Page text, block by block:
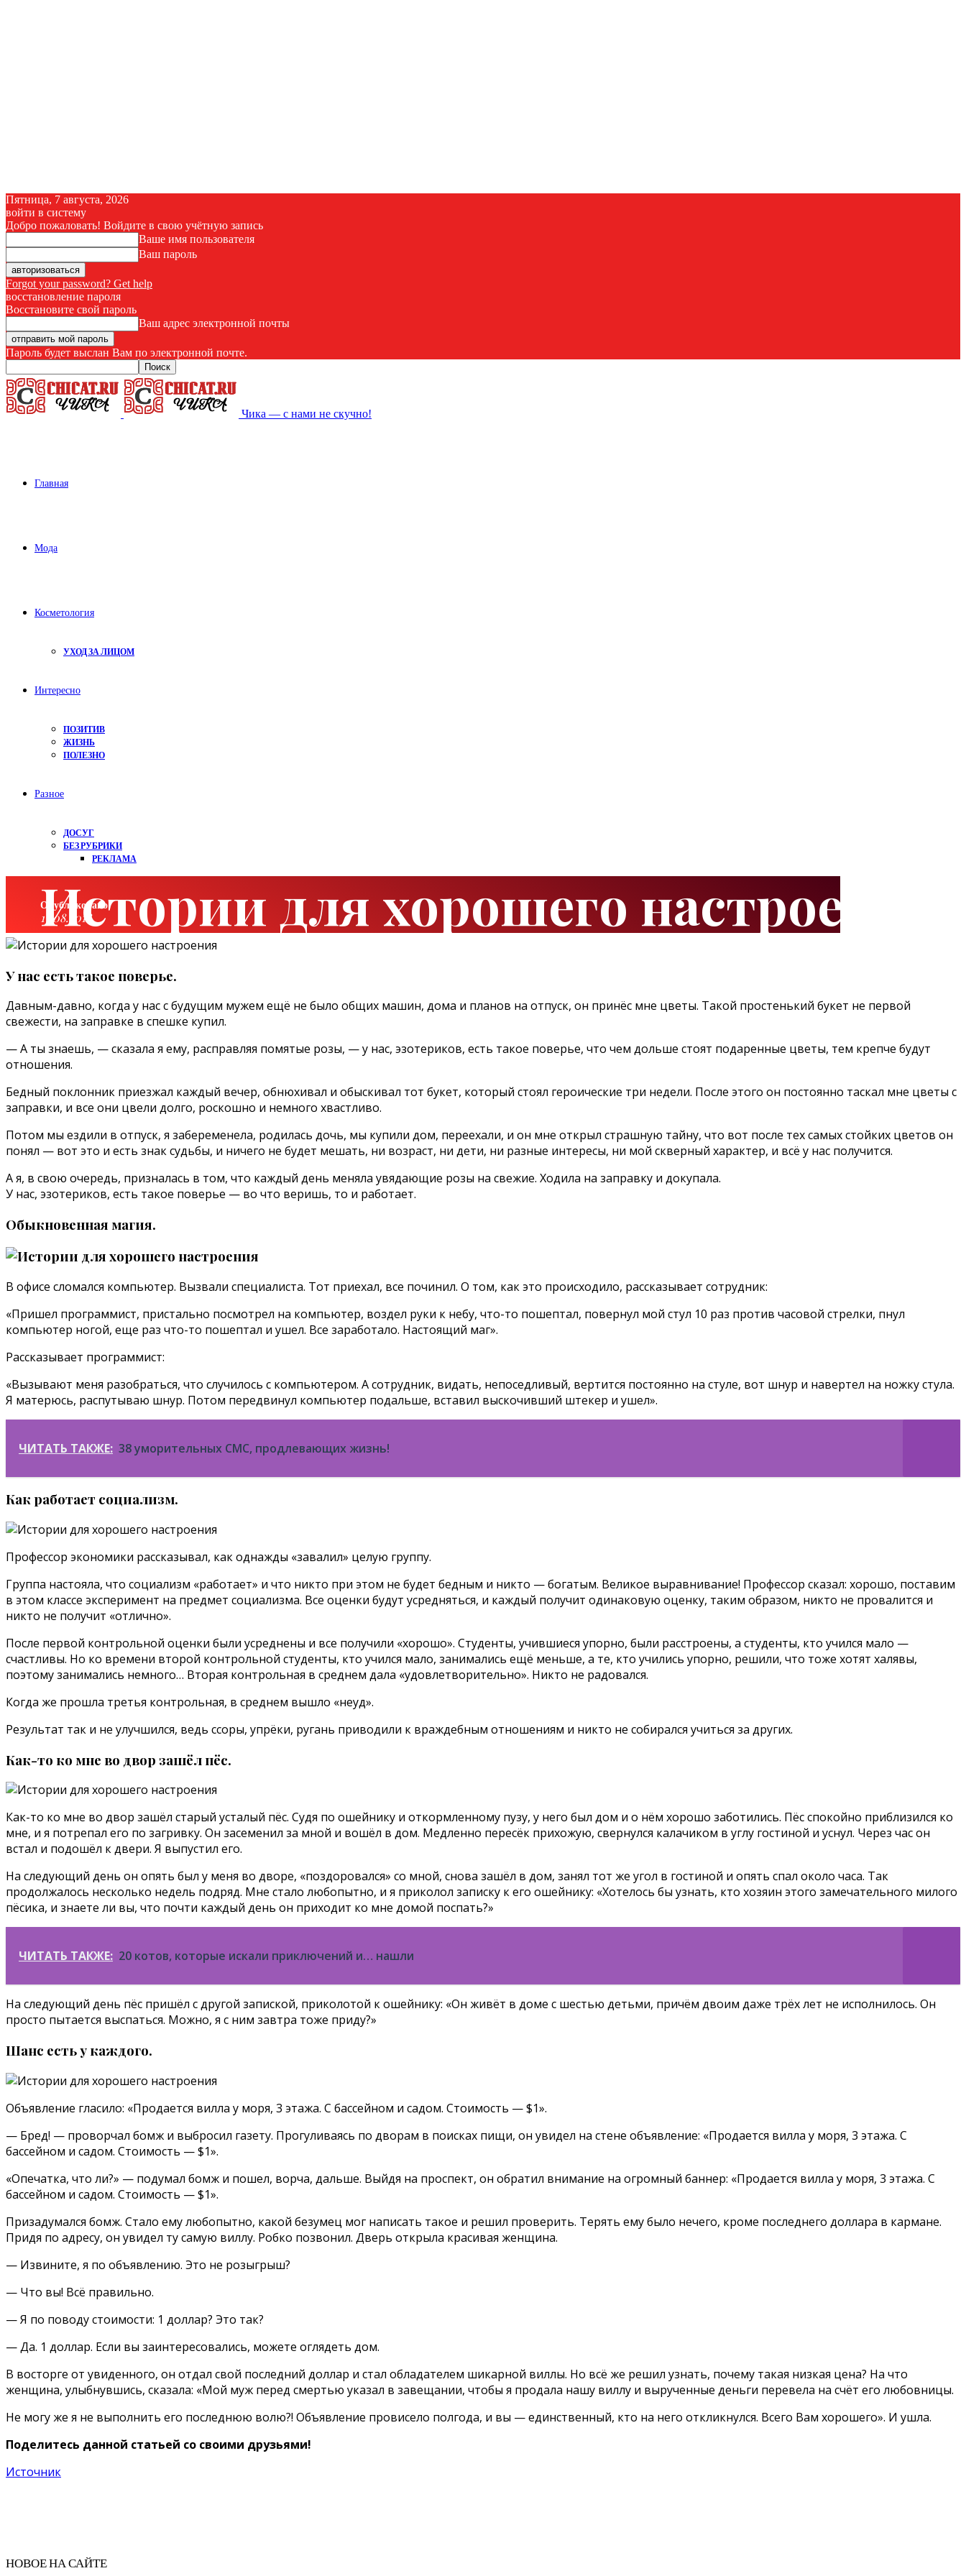
Пятница, 7 августа, 2026
войти в систему
Добро пожаловать! Войдите в свою учётную запись
Ваше имя пользователя
Ваш пароль
Forgot your password? Get help
восстановление пароля
Восстановите свой пароль
Ваш адрес электронной почты
Пароль будет выслан Вам по электронной почте.
Чика — с нами не скучно!
Главная
Мода
Косметология
УХОД ЗА ЛИЦОМ
Интересно
ПОЗИТИВ
ЖИЗНЬ
ПОЛЕЗНО
Разное
ДОСУГ
БЕЗ РУБРИКИ
РЕКЛАМА
Истории для хорошего настроения
Опубликовано:
13.08.2018
Категория:
Жизнь
У нас есть такое поверье.
Давным-давно, когда у нас с будущим мужем ещё не было общих машин, дома и планов на отпуск, он принёс мне цветы. Такой простенький букет не первой
свежести, на заправке в спешке купил.
— А ты знаешь, — сказала я ему, расправляя помятые розы, — у нас, эзотериков, есть такое поверье, что чем дольше стоят подаренные цветы, тем крепче будут
отношения.
Бедный поклонник приезжал каждый вечер, обнюхивал и обыскивал тот букет, который стоял героические три недели. После этого он постоянно таскал мне цветы с
заправки, и все они цвели долго, роскошно и немного хвастливо.
Потом мы ездили в отпуск, я забеременела, родилась дочь, мы купили дом, переехали, и он мне открыл страшную тайну, что вот после тех самых стойких цветов он
понял — вот это и есть знак судьбы, и ничего не будет мешать, ни возраст, ни дети, ни разные интересы, ни мой скверный характер, и всё у нас получится.
А я, в свою очередь, призналась в том, что каждый день меняла увядающие розы на свежие. Ходила на заправку и докупала.
У нас, эзотериков, есть такое поверье — во что веришь, то и работает.
Обыкновенная магия.
В офисе сломался компьютер. Вызвали специалиста. Тот приехал, все починил. О том, как это происходило, рассказывает сотрудник:
«Пришел программист, пристально посмотрел на компьютер, воздел руки к небу, что-то пошептал, повернул мой стул 10 раз против часовой стрелки, пнул
компьютер ногой, еще раз что-то пошептал и ушел. Все заработало. Настоящий маг».
Рассказывает программист:
«Вызывают меня разобраться, что случилось с компьютером. А сотрудник, видать, непоседливый, вертится постоянно на стуле, вот шнур и навертел на ножку стула.
Я матерюсь, распутываю шнур. Потом передвинул компьютер подальше, вставил выскочивший штекер и ушел».
ЧИТАТЬ ТАКЖЕ: 38 уморительных СМС, продлевающих жизнь!
Как работает социализм.
Профессор экономики рассказывал, как однажды «завалил» целую группу.
Группа настояла, что социализм «работает» и что никто при этом не будет бедным и никто — богатым. Великое выравнивание! Профессор сказал: хорошо, поставим
в этом классе эксперимент на предмет социализма. Все оценки будут усредняться, и каждый получит одинаковую оценку, таким образом, никто не провалится и
никто не получит «отлично».
После первой контрольной оценки были усреднены и все получили «хорошо». Студенты, учившиеся упорно, были расстроены, а студенты, кто учился мало —
счастливы. Но ко времени второй контрольной студенты, кто учился мало, занимались ещё меньше, а те, кто учились упорно, решили, что тоже хотят халявы,
поэтому занимались немного… Вторая контрольная в среднем дала «удовлетворительно». Никто не радовался.
Когда же прошла третья контрольная, в среднем вышло «неуд».
Результат так и не улучшился, ведь ссоры, упрёки, ругань приводили к враждебным отношениям и никто не собирался учиться за других.
Как-то ко мне во двор зашёл пёс.
Как-то ко мне во двор зашёл старый усталый пёс. Судя по ошейнику и откормленному пузу, у него был дом и о нём хорошо заботились. Пёс спокойно приблизился ко
мне, и я потрепал его по загривку. Он засеменил за мной и вошёл в дом. Медленно пересёк прихожую, свернулся калачиком в углу гостиной и уснул. Через час он
встал и подошёл к двери. Я выпустил его.
На следующий день он опять был у меня во дворе, «поздоровался» со мной, снова зашёл в дом, занял тот же угол в гостиной и опять спал около часа. Так
продолжалось несколько недель подряд. Мне стало любопытно, и я приколол записку к его ошейнику: «Хотелось бы узнать, кто хозяин этого замечательного милого
пёсика, и знаете ли вы, что почти каждый день он приходит ко мне домой поспать?»
ЧИТАТЬ ТАКЖЕ: 20 котов, которые искали приключений и… нашли
На следующий день пёс пришёл с другой запиской, приколотой к ошейнику: «Он живёт в доме с шестью детьми, причём двоим даже трёх лет не исполнилось. Он
просто пытается выспаться. Можно, я с ним завтра тоже приду?»
Шанс есть у каждого.
Объявление гласило: «Продается вилла у моря, 3 этажа. С бассейном и садом. Стоимость — $1».
— Бред! — проворчал бомж и выбросил газету. Прогуливаясь по дворам в поисках пищи, он увидел на стене объявление: «Продается вилла у моря, 3 этажа. С
бассейном и садом. Стоимость — $1».
«Опечатка, что ли?» — подумал бомж и пошел, ворча, дальше. Выйдя на проспект, он обратил внимание на огромный баннер: «Продается вилла у моря, 3 этажа. С
бассейном и садом. Стоимость — $1».
Призадумался бомж. Стало ему любопытно, какой безумец мог написать такое и решил проверить. Терять ему было нечего, кроме последнего доллара в кармане.
Придя по адресу, он увидел ту самую виллу. Робко позвонил. Дверь открыла красивая женщина.
— Извините, я по объявлению. Это не розыгрыш?
— Что вы! Всё правильно.
— Я по поводу стоимости: 1 доллар? Это так?
— Да. 1 доллар. Если вы заинтересовались, можете оглядеть дом.
В восторге от увиденного, он отдал свой последний доллар и стал обладателем шикарной виллы. Но всё же решил узнать, почему такая низкая цена? На что
женщина, улыбнувшись, сказала: «Мой муж перед смертью указал в завещании, чтобы я продала нашу виллу и вырученные деньги перевела на счёт его любовницы.
Не могу же я не выполнить его последнюю волю?! Объявление провисело полгода, и вы — единственный, кто на него откликнулся. Всего Вам хорошего». И ушла.
Поделитесь данной статьей со своими друзьями!
Источник
НОВОЕ НА САЙТЕ